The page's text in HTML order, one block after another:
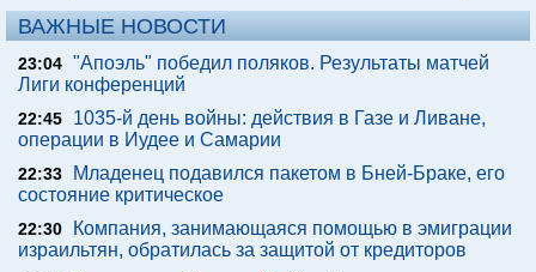
ВАЖНЫЕ НОВОСТИ
23:04 "Апоэль" победил поляков. Результаты матчей
Лиги конференций
22:45
1035-й день войны: действия в Газе и Ливане,
операции в Иудее и Самарии
22:33
Младенец подавился пакетом в Бней-Браке, его
состояние критическое
22:30
Компания, занимающаяся помощью в эмиграции
израильтян, обратилась за защитой от кредиторов